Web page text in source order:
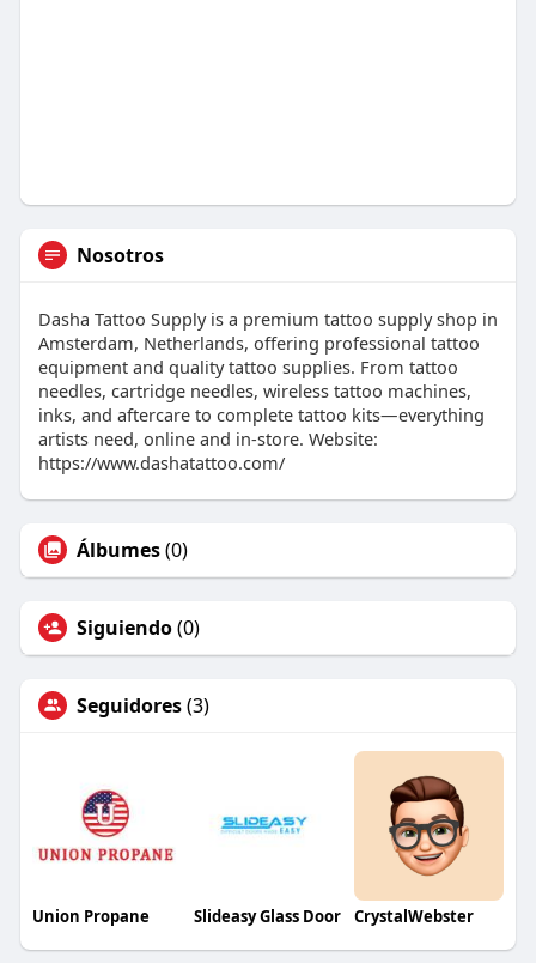
Nosotros
Dasha Tattoo Supply is a premium tattoo supply shop in
Amsterdam, Netherlands, offering professional tattoo
equipment and quality tattoo supplies. From tattoo
needles, cartridge needles, wireless tattoo machines,
inks, and aftercare to complete tattoo kits—everything
artists need, online and in-store. Website:
https://www.dashatattoo.com/
Álbumes(0)
Siguiendo(0)
Seguidores(3)
Union Propane Slideasy Glass Door CrystalWebster